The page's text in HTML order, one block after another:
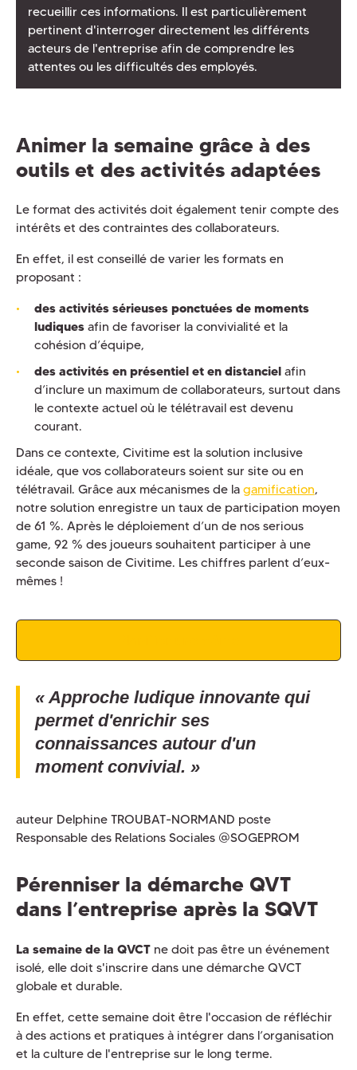
recueillir ces informations. Il est particulièrement
pertinent d'interroger directement les différents
acteurs de l'entreprise afin de comprendre les
attentes ou les difficultés des employés.
Animer la semaine grâce à des
outils et des activités adaptées
Le format des activités doit également tenir compte des
intérêts et des contraintes des collaborateurs.
En effet, il est conseillé de varier les formats en
proposant :
des activités sérieuses ponctuées de moments
ludiques afin de favoriser la convivialité et la
cohésion d’équipe,
des activités en présentiel et en distanciel afin
d’inclure un maximum de collaborateurs, surtout dans
le contexte actuel où le télétravail est devenu
courant.
Dans ce contexte, Civitime est la solution inclusive
idéale, que vos collaborateurs soient sur site ou en
télétravail. Grâce aux mécanismes de la gamification,
notre solution enregistre un taux de participation moyen
de 61 %. Après le déploiement d’un de nos serious
game, 92 % des joueurs souhaitent participer à une
seconde saison de Civitime. Les chiffres parlent d’eux-
mêmes !
« Approche ludique innovante qui
permet d'enrichir ses
connaissances autour d'un
moment convivial. »
auteur Delphine TROUBAT-NORMAND poste
Responsable des Relations Sociales @SOGEPROM
Pérenniser la démarche QVT
dans l’entreprise après la SQVT
La semaine de la QVCTne doit pas être un événement
isolé, elle doit s'inscrire dans une démarche QVCT
globale et durable.
En effet, cette semaine doit être l'occasion de réfléchir
à des actions et pratiques à intégrer dans l’organisation
et la culture de l'entreprise sur le long terme.